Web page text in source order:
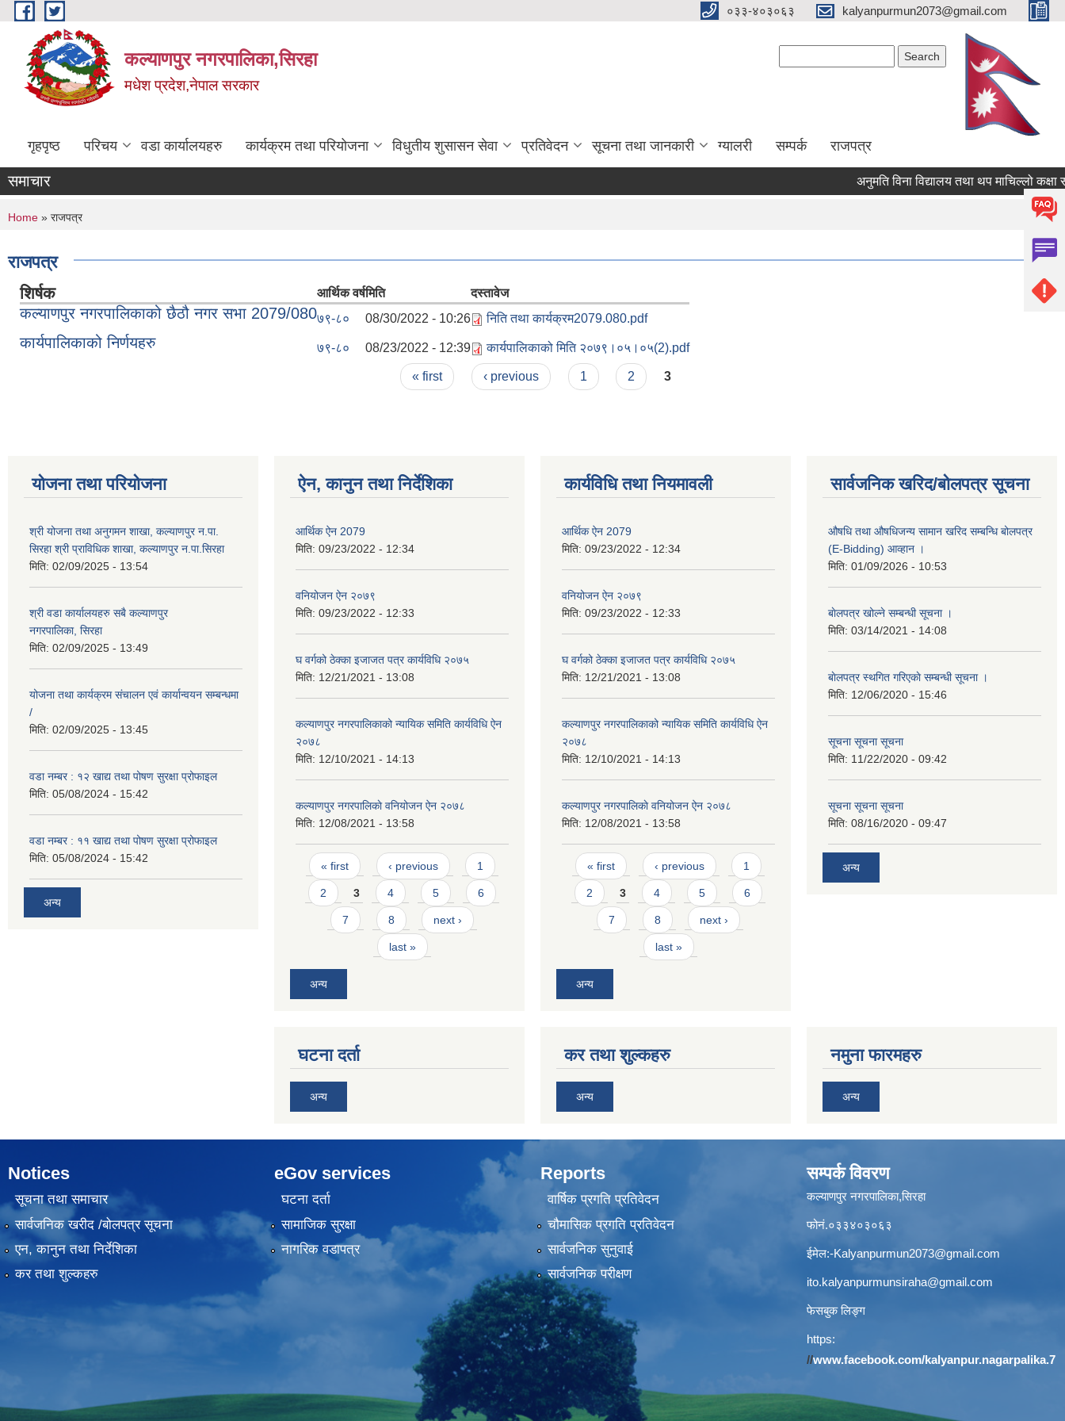
Skip to main content ०३३-४०३०६३ kalyanpurmun2073@gmail.com
कल्याणपुर नगरपालिका,सिरहा
मधेश प्रदेश,नेपाल सरकार
गृहपृष्ठ परिचय वडा कार्यालयहरु कार्यक्रम तथा परियोजना विधुतीय शुसासन सेवा प्रतिवेदन सूचना तथा जानकारी ग्यालरी सम्पर्क राजपत्र
समाचार अनुमति विना विद्यालय तथा थप माचिल्लो कक्षा
You are here
Home » राजपत्र
राजपत्र
शिर्षक आर्थिक वर्षमिति दस्तावेज
कल्याणपुर नगरपालिकाको छैठौ नगर सभा 2079/080७९-८० 08/30/2022 - 10:26 निति तथा कार्यक्रम2079.080.pdf
कार्यपालिकाको निर्णयहरु ७९-८० 08/23/2022 - 12:39 कार्यपालिकाको मिति २०७९।०५।०५(2).pdf
« first ‹ previous 1 2 3
योजना तथा परियोजना
श्री योजना तथा अनुगमन शाखा, कल्याणपुर न.पा.
सिरहा श्री प्राविधिक शाखा, कल्याणपुर न.पा.सिरहा
मिति: 02/09/2025 - 13:54
श्री वडा कार्यालयहरु सबै कल्याणपुर
नगरपालिका, सिरहा
मिति: 02/09/2025 - 13:49
योजना तथा कार्यक्रम संचालन एवं कार्यान्वयन सम्बन्धमा
/
मिति: 02/09/2025 - 13:45
वडा नम्बर : १२ खाद्य तथा पोषण सुरक्षा प्रोफाइल
मिति: 05/08/2024 - 15:42
वडा नम्बर : ११ खाद्य तथा पोषण सुरक्षा प्रोफाइल
मिति: 05/08/2024 - 15:42
अन्य
ऐन, कानुन तथा निर्देशिका
आर्थिक ऐन 2079
मिति: 09/23/2022 - 12:34
वनियोजन ऐन २०७९
मिति: 09/23/2022 - 12:33
घ वर्गको ठेक्का इजाजत पत्र कार्यविधि २०७५
मिति: 12/21/2021 - 13:08
कल्याणपुर नगरपालिकाको न्यायिक समिति कार्यविधि ऐन
२०७८
मिति: 12/10/2021 - 14:13
कल्याणपुर नगरपालिकाे वनियोजन ऐन २०७८
मिति: 12/08/2021 - 13:58
Pages
« first ‹ previous 1
2 3 4 5 6
7 8 next ›
last »
अन्य
कार्यविधि तथा नियमावली
आर्थिक ऐन 2079
मिति: 09/23/2022 - 12:34
वनियोजन ऐन २०७९
मिति: 09/23/2022 - 12:33
घ वर्गको ठेक्का इजाजत पत्र कार्यविधि २०७५
मिति: 12/21/2021 - 13:08
कल्याणपुर नगरपालिकाको न्यायिक समिति कार्यविधि ऐन
२०७८
मिति: 12/10/2021 - 14:13
कल्याणपुर नगरपालिकाे वनियोजन ऐन २०७८
मिति: 12/08/2021 - 13:58
Pages
« first ‹ previous 1
2 3 4 5 6
7 8 next ›
last »
अन्य
सार्वजनिक खरिद/बोलपत्र सूचना
औषधि तथा औषधिजन्य सामान खरिद सम्बन्धि बोलपत्र
(E-Bidding) आव्हान ।
मिति: 01/09/2026 - 10:53
बाेलपत्र खोल्ने सम्बन्धी सूचना ।
मिति: 03/14/2021 - 14:08
बाेलपत्र स्थगित गरिएकाे सम्बन्धी सूचना ।
मिति: 12/06/2020 - 15:46
सूचना सूचना सूचना
मिति: 11/22/2020 - 09:42
सूचना सूचना सूचना
मिति: 08/16/2020 - 09:47
अन्य
घटना दर्ता
अन्य
कर तथा शुल्कहरु
अन्य
नमुना फारमहरु
अन्य
Notices
सूचना तथा समाचार
सार्वजनिक खरीद /बोलपत्र सूचना
एन, कानुन तथा निर्देशिका
कर तथा शुल्कहरु
eGov services
घटना दर्ता
सामाजिक सुरक्षा
नागरिक वडापत्र
Reports
वार्षिक प्रगति प्रतिवेदन
चौमासिक प्रगति प्रतिवेदन
सार्वजनिक सुनुवाई
सार्वजनिक परीक्षण
सम्पर्क विवरण
कल्याणपुर नगरपालिका,सिरहा
फोनं.०३३४०३०६३
ईमेल:-Kalyanpurmun2073@gmail.com
ito.kalyanpurmunsiraha@gmail.com
फेसबुक लिङ्ग
https:
//www.facebook.com/kalyanpur.nagarpalika.7